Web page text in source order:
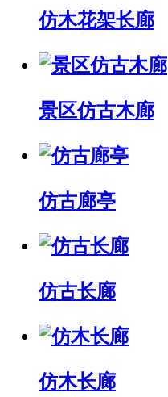
仿木花架长廊
景区仿古木廊
仿古廊亭
仿古长廊
仿木长廊